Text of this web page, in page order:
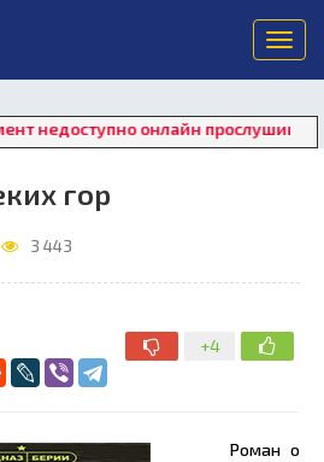
онлайн прослушивание. Для
гор
3 443
+4
Роман о